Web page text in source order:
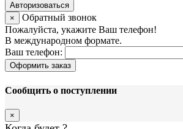
Авторизоваться
×
Обратный звонок
Пожалуйста, укажите Ваш телефон!
В международном формате.
Ваш телефон:
Оформить заказ
Сообщить о поступлении
×